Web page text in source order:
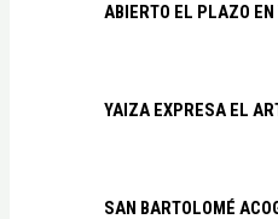
ABIERTO EL PLAZO
YAIZA EXPRESA EL
SAN BARTOLOMÉ